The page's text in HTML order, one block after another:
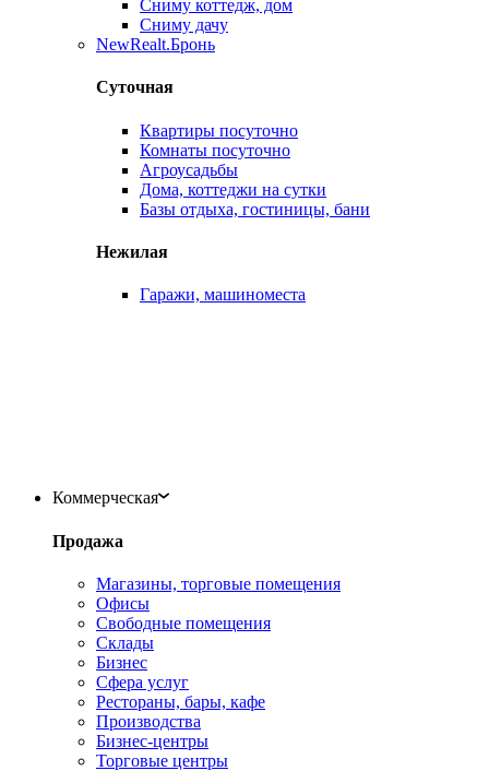
Сниму коттедж, дом
Сниму дачу
NewRealt.Бронь
Суточная
Квартиры посуточно
Комнаты посуточно
Агроусадьбы
Дома, коттеджи на сутки
Базы отдыха, гостиницы, бани
Нежилая
Гаражи, машиноместа
Коммерческая
Продажа
Магазины, торговые помещения
Офисы
Свободные помещения
Склады
Бизнес
Сфера услуг
Рестораны, бары, кафе
Производства
Бизнес-центры
Торговые центры